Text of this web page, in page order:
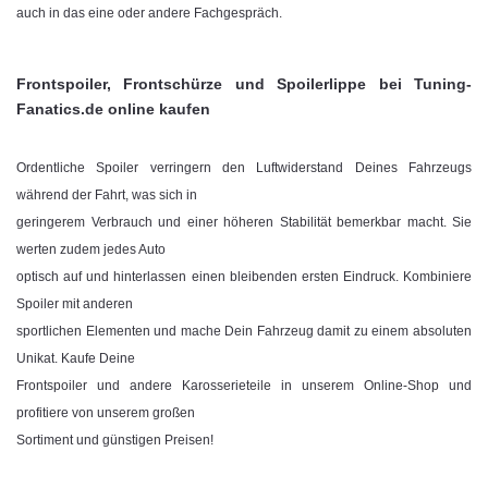
auch in das eine oder andere Fachgespräch.
Frontspoiler, Frontschürze und Spoilerlippe bei Tuning-
Fanatics.de online kaufen
Ordentliche Spoiler verringern den Luftwiderstand Deines Fahrzeugs
während der Fahrt, was sich in
geringerem Verbrauch und einer höheren Stabilität bemerkbar macht. Sie
werten zudem jedes Auto
optisch auf und hinterlassen einen bleibenden ersten Eindruck. Kombiniere
Spoiler mit anderen
sportlichen Elementen und mache Dein Fahrzeug damit zu einem absoluten
Unikat. Kaufe Deine
Frontspoiler und andere Karosserieteile in unserem Online-Shop und
profitiere von unserem großen
Sortiment und günstigen Preisen!